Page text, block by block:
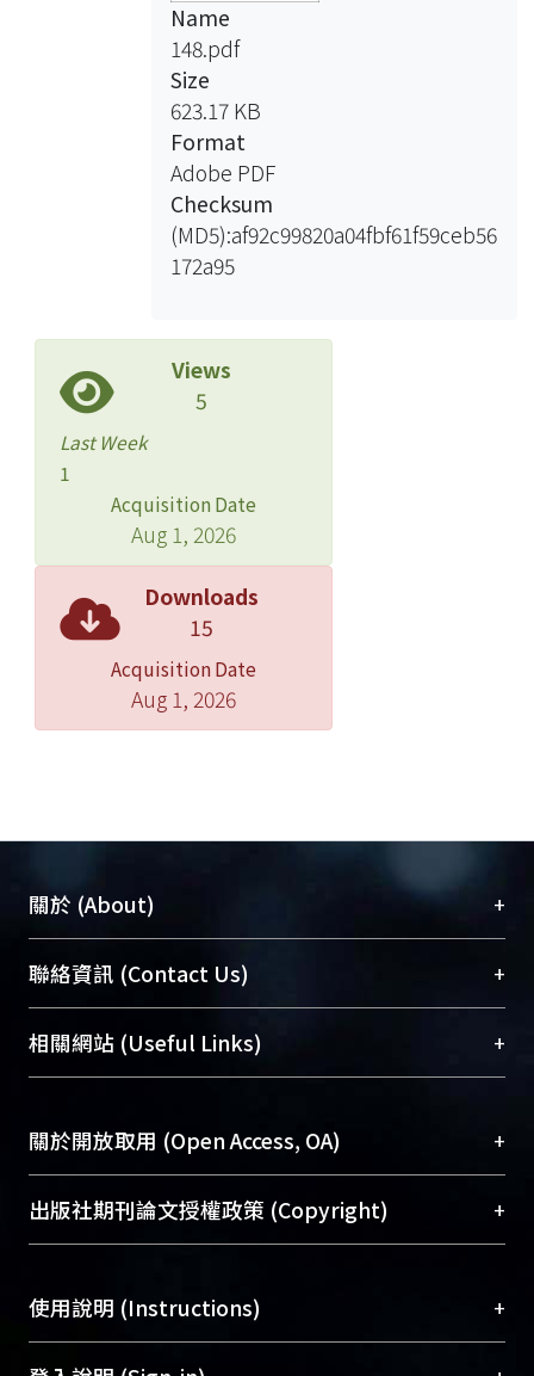
Name
148.pdf
Size
623.17 KB
Format
Adobe PDF
Checksum
(MD5):af92c99820a04fbf61f59ceb56
172a95
Views
5
Last Week
1
Acquisition Date
Aug 1, 2026
Downloads
15
Acquisition Date
Aug 1, 2026
關於 (About) +
臺大位居世界頂尖大學之列，為永久珍藏及向國際
展現本校豐碩的研究成果及學術能量，圖書館整合
機構典藏（NTUR）與學術庫（AH）不同功能平
台，成為臺大學術典藏NTU scholars。期能整合研
成果。
To permanently archive and promote researcher
profiles and scholarly works, Library integrates the
services of “NTU Repository” with “Academic
聯絡資訊 (Contact Us) +
總館學科館員(Main Library)
醫學圖書館學科館員(Medical Library)
Sciences Library)
相關網站 (Useful Links) +
關於開放取用 (Open Access, OA) +
開放取用是從使用者角度提升資訊取用性的社會運
動，應用在學術研究上是透過將研究著作公開供使
用逐年攀升。同時可加速研究發展、提升研究影響
Archive）平台。 （點選深入了解OA）
出版社期刊論文授權政策 (Copyright) +
含部分內容的版權非匯入者所有，或由第三方贊
助與合作完成，請確認該版權所有者及第三方同
使用說明 (Instructions) +